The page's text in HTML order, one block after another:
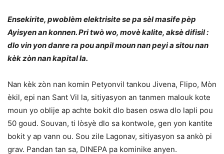
Ensekirite, pwoblèm elektrisite se pa sèl masife pèp
Ayisyen an konnen. Pri twò wo, movè kalite, aksè difisil :
dlo vin yon danre ra pou anpil moun nan peyi a sitou nan
kèk zòn nan kapital la.
Nan kèk zòn nan komin Petyonvil tankou Jivena, Flipo, Mòn
èkil, epi nan Sant Vil la, sitiyasyon an tanmen malouk kote
moun yo oblije ap achte bokit dlo basen oswa dlo lapli pou
50 goud. Souvan, ti lòsyè dlo sa kontwole, gen yon kantite
bokit y ap vann ou. Sou zile Lagonav, sitiyasyon sa ankò pi
grav. Pandan tan sa, DINEPA pa kominike anyen.